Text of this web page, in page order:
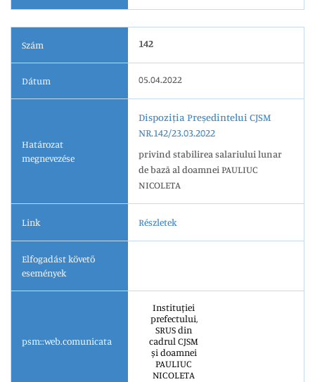
Szám 142
Dátum 05.04.2022
Határozat
megnevezése
Dispoziția Președintelui CJSM
NR.142/23.03.2022
privind stabilirea salariului lunar
de bază al doamnei PAULIUC
NICOLETA
Link Részletek
Elfogadást követő
események
psm::web.comunicata
Instituției
prefectului,
SRUS din
cadrul CJSM
și doamnei
PAULIUC
NICOLETA